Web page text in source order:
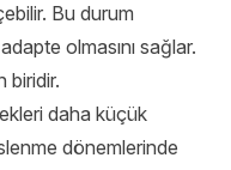
Bu durum
olmasını sağlar.
biridir.
daha küçük
dönemlerinde